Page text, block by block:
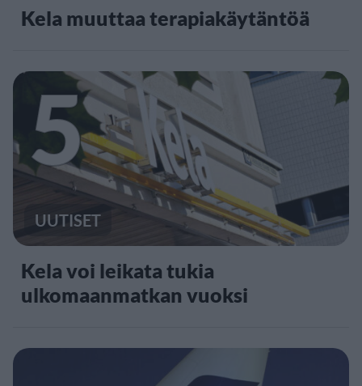
Kela muuttaa terapiakäytäntöä
5
UUTISET
Kela voi leikata tukia
ulkomaanmatkan vuoksi